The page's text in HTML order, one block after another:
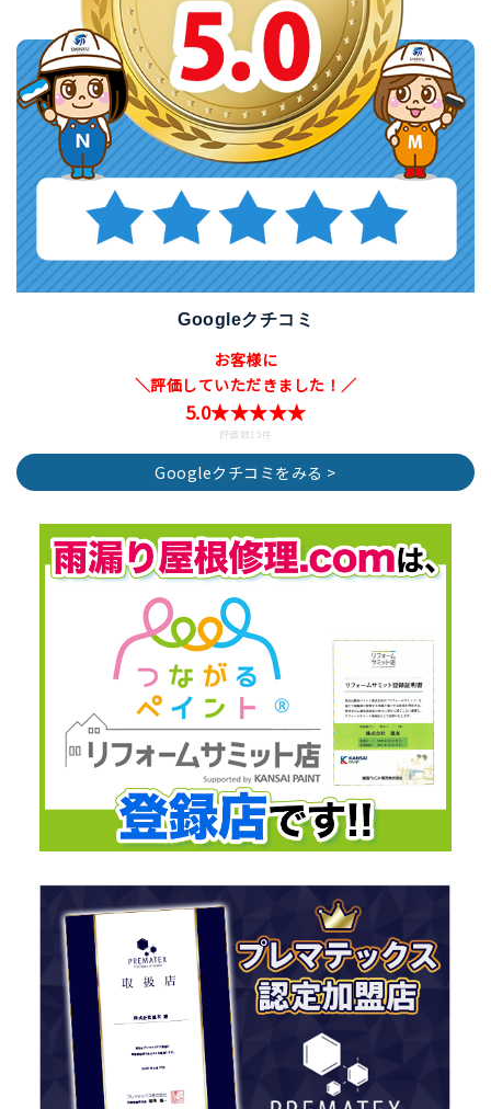
Googleクチコミ
お客様に
＼評価していただきました！／
5.0★★★★★
評価数15件
Googleクチコミをみる >